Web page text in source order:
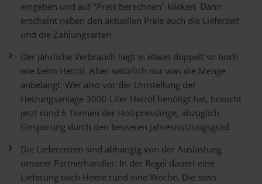
eingeben und auf "Preis berechnen" klicken. Dann
erscheint neben den aktuellen Preis auch die Lieferzeit
und die Zahlungsarten.
Der jährliche Verbrauch liegt in etwas doppelt so hoch
wie beim Heizöl. Aber natürlich nur was die Menge
anbelangt. Wer also vor der Umstellung der
Heizungsanlage 3000 Liter Heizöl benötigt hat, braucht
jetzt rund 6 Tonnen der Holzpresslinge, abzüglich
Einsparung durch den besseren Jahresnutzungsgrad.
Die Lieferzeiten sind abhängig von der Auslastung
unserer Partnerhändler. In der Regel dauert eine
Lieferung nach Heere rund eine Woche. Die stets